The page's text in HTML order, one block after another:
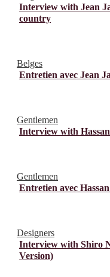
Interview with Jean
country
Belges
Entretien avec Jean
Gentlemen
Interview with
Gentlemen
Entretien avec
Designers
Interview with Shiro
Version)